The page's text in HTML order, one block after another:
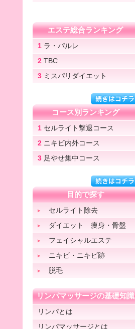
エステ総合ランキング
1 ラ・パルレ
2 TBC
3 ミスパリダイエット
コース別ランキング
1 セルライト撃退コース
2 ニキビ内外コース
3 足やせ集中コース
目的で探す
セルライト除去
ダイエット 痩身・骨盤
フェイシャルエステ
ニキビ・ニキビ跡
脱毛
リンパマッサージの基礎知識
リンパとは
リンパマッサージとは